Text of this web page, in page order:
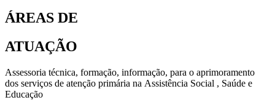
ÁREAS DE
ATUAÇÃO
Assessoria técnica, formação, informação, para o aprimoramento
dos serviços de atenção primária na Assistência Social , Saúde e
Educação